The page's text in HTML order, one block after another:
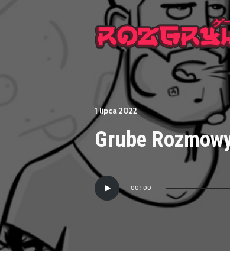
1 lipca 2022
Grube
Odtwarzacz
plików
dźwiękowych
00:00